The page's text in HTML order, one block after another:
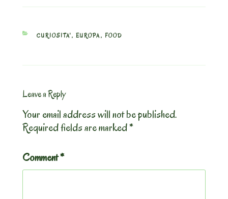
CATEGORIES
CURIOSITA', EUROPA, FOOD
Leave a Reply
Your email address will not be published.
Required fields are marked*
Comment*